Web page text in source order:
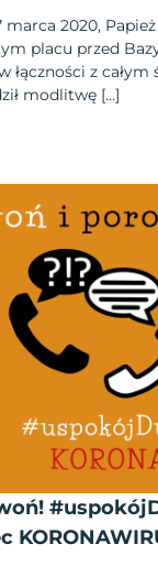
marca 2020,
placu przed
łączności z całym
modlitwę […]